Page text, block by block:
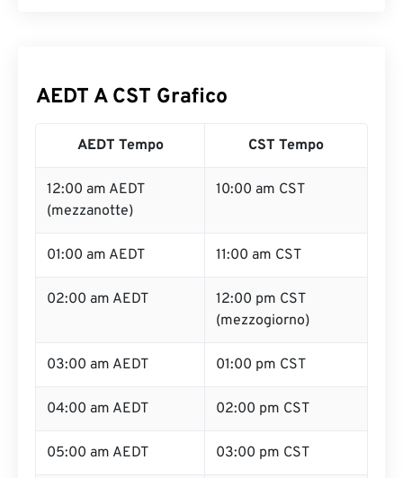
AEDT A CST Grafico
AEDT Tempo CST Tempo
12:00 am AEDT
(mezzanotte)
10:00 am CST
01:00 am AEDT 11:00 am CST
02:00 am AEDT
12:00 pm CST
(mezzogiorno)
03:00 am AEDT 01:00 pm CST
04:00 am AEDT 02:00 pm CST
05:00 am AEDT 03:00 pm CST